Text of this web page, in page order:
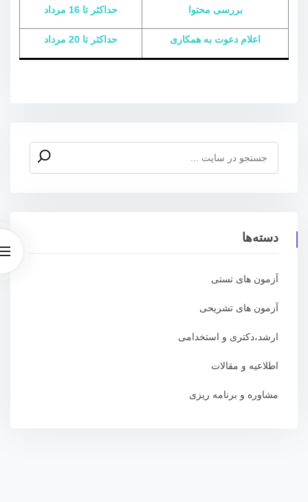
بررسی محتوا حداکثر تا 16 مرداد
اعلام دعوت به همکاری حداکثر تا 20 مرداد
برای:
دسته‌ها
آزمون های تستی
آزمون های تشریحی
ارشد،دکتری و استخدامی
اطلاعیه و مقالات
مشاوره و برنامه ریزی